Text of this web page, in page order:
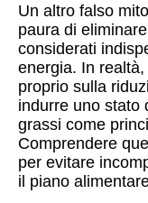
Un altro falso
paura di
considerati
energia. In
proprio sulla
indurre uno stato
grassi come
Comprendere
per evitare
il piano